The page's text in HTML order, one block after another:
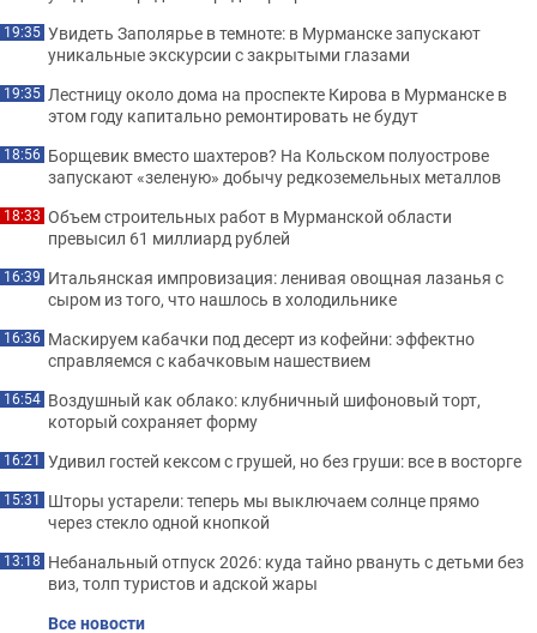
19:35 Увидеть Заполярье в темноте: в Мурманске запускают
уникальные экскурсии с закрытыми глазами
19:35 Лестницу около дома на проспекте Кирова в Мурманске в
этом году капитально ремонтировать не будут
18:56 Борщевик вместо шахтеров? На Кольском полуострове
запускают «зеленую» добычу редкоземельных металлов
18:33 Объем строительных работ в Мурманской области
превысил 61 миллиард рублей
16:39 Итальянская импровизация: ленивая овощная лазанья с
сыром из того, что нашлось в холодильнике
16:36 Маскируем кабачки под десерт из кофейни: эффектно
справляемся с кабачковым нашествием
16:54 Воздушный как облако: клубничный шифоновый торт,
который сохраняет форму
16:21 Удивил гостей кексом с грушей, но без груши: все в восторге
15:31 Шторы устарели: теперь мы выключаем солнце прямо
через стекло одной кнопкой
13:18 Небанальный отпуск 2026: куда тайно рвануть с детьми без
виз, толп туристов и адской жары
Все новости